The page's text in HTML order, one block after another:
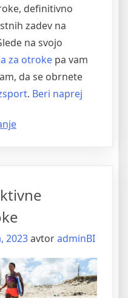
definitivno
zadev na
na svojo
za otroke pa vam
da se obrnete
. Beri naprej
2023avtoradminBI